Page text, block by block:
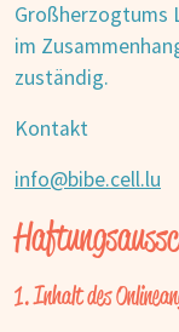
Großherzogtums
im
zuständig.
Kontakt
info@bibe.cell.lu
1. Inhalt des